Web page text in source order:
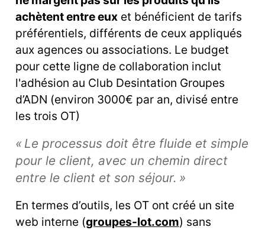
achètent entre eux et bénéficient de tarifs
préférentiels, différents de ceux appliqués
aux agences ou associations. Le budget
pour cette ligne de collaboration inclut
l'adhésion au Club Desintation Groupes
d’ADN (environ 3000€ par an, divisé entre
les trois OT)
« Le processus doit être fluide et simple
pour le client, avec un chemin direct
entre le client et son séjour. »
En termes d’outils, les OT ont créé un site
web interne (groupes-lot.com) sans